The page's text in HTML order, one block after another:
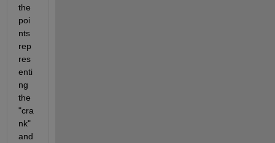
the
poi
nts
rep
res
enti
ng
the
"cra
nk"
and